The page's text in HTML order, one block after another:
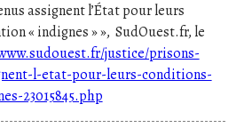
assignent l’État pour leurs
« indignes » », SudOuest.fr, le
justice/prisons-
l-etat-pour-leurs-conditions-
23015845.php